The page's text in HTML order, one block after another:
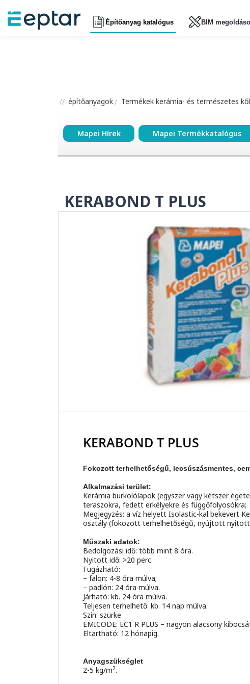
Építőanyag katalógus BIM
építőanyagok Termékek kerámia- és természetes
Mapei Hírek Mapei Termékkatalógus
KERABOND T PLUS
KERABOND T PLUS
Fokozott terhelhetőségű, lecsúszásmentes,
Alkalmazási terület:
Kerámia burkolólapok (egyszer vagy kétszer
teraszokra, fedett erkélyekre és függőfolyosókra;
Megjegyzés: a víz helyett Isolastic-kal bekevert
osztály (fokozott terhelhetőségű, nyújtott
Műszaki adatok:
Bedolgozási idő: több mint 8 óra.
Nyitott idő: >20 perc.
Fugázható:
– falon: 4-8 óra múlva;
– padlón: 24 óra múlva.
Járható: kb. 24 óra múlva.
Teljesen terhelhető: kb. 14 nap múlva.
Szín: szürke
EMICODE: EC1 R PLUS – nagyon alacsony
Eltartható: 12 hónapig.
Anyagszükséglet
2-5 kg/m2.